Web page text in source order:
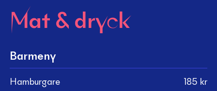
Mat & dryck
Barmeny
Hamburgare 185 kr